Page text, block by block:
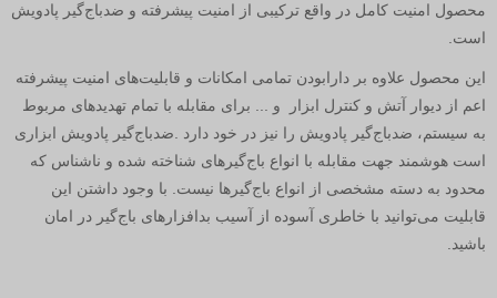
محصول امنیت کامل در واقع ترکیبی از امنیت پیشرفته و ضدباج‌گیر پادویش
است.
این محصول علاوه بر دارابودن تمامی امکانات و قابلیت‌های امنیت پیشرفته
اعم از دیوار آتش و کنترل ابزار و ... برای مقابله با تمام تهدیدهای مربوط
به سیستم،‌ ضدباج‌گیر پادویش را نیز در خود دارد .ضدباج‌گیر پادویش ابزاری
است هوشمند جهت مقابله با انواع باج‌گیرهای شناخته شده و ناشناس که
محدود به دسته مشخصی از انواع باج‌گیرها نیست. با وجود داشتن این
قابلیت می‌توانید با خاطری آسوده از آسیب بدافزارهای باج‌گیر در امان
باشید.